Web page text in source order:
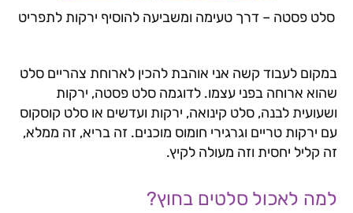
סלט פסטה – דרך טעימה ומשביעה להוסיף ירקות לתפריט
במקום לעבוד קשה אני אוהבת להכין לארוחת צהריים סלט
שהוא ארוחה בפני עצמו. לדוגמה סלט פסטה, ירקות
ושעועית לבנה, סלט קינואה, ירקות ועדשים או סלט קוסקוס
עם ירקות טריים וגרגירי חומוס מוכנים. זה בריא, זה ממלא,
זה קליל יחסית וזה מעולה לקיץ.
למה לאכול סלטים בחוץ?